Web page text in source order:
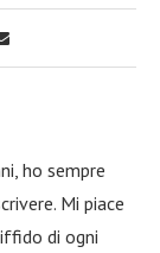
ho sempre
Mi piace
di ogni